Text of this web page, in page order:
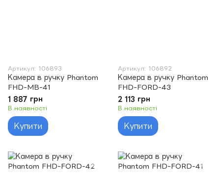
Артикул: 106893
Камера в ручку Phantom
FHD-MB-41
1 887 грн
В наявності
Купити
Артикул: 106892
Камера в ручку Phantom
FHD-FORD-43
2 113 грн
В наявності
Купити